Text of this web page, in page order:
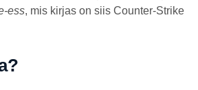
ess, mis kirjas on siis Counter-Strike